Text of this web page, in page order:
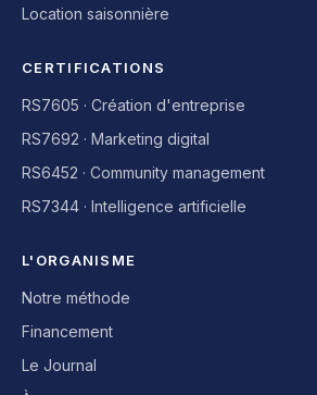
Location saisonnière
CERTIFICATIONS
RS7605 · Création d'entreprise
RS7692 · Marketing digital
RS6452 · Community management
RS7344 · Intelligence artificielle
L'ORGANISME
Notre méthode
Financement
Le Journal